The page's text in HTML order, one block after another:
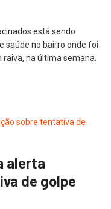
está sendo
saúde no bairro onde foi
na última semana.
alerta
de golpe